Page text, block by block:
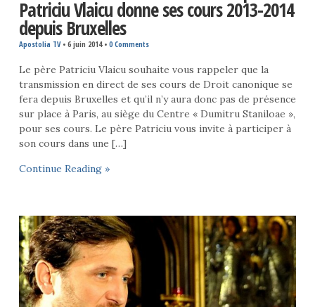
Patriciu Vlaicu donne ses cours 2013-2014
depuis Bruxelles
Apostolia TV• 6 juin 2014• 0 Comments
Le père Patriciu Vlaicu souhaite vous rappeler que la
transmission en direct de ses cours de Droit canonique se
fera depuis Bruxelles et qu’il n’y aura donc pas de présence
sur place à Paris, au siège du Centre « Dumitru Staniloae »,
pour ses cours. Le père Patriciu vous invite à participer à
son cours dans une […]
Continue Reading »